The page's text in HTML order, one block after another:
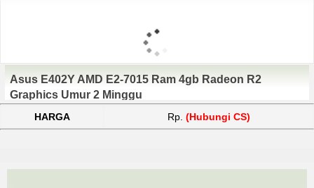
Asus E402Y AMD E2-7015 Ram 4gb Radeon R2
Graphics Umur 2 Minggu
HARGA Rp. (Hubungi CS)